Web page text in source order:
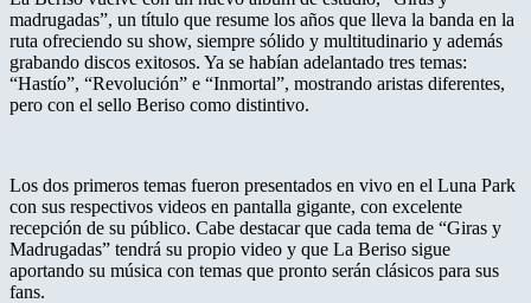
madrugadas”, un título que resume los años que lleva la banda en la
ruta ofreciendo su show, siempre sólido y multitudinario y además
grabando discos exitosos. Ya se habían adelantado tres temas:
“Hastío”, “Revolución” e “Inmortal”, mostrando aristas diferentes,
pero con el sello Beriso como distintivo.
Los dos primeros temas fueron presentados en vivo en el Luna Park
con sus respectivos videos en pantalla gigante, con excelente
recepción de su público. Cabe destacar que cada tema de “Giras y
Madrugadas” tendrá su propio video y que La Beriso sigue
aportando su música con temas que pronto serán clásicos para sus
fans.